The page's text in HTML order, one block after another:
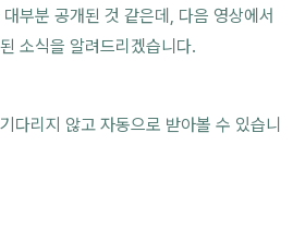
부분 공개된 것 같은데, 다음 영상에서
소식을 알려드리겠습니다.
다리지 않고 자동으로 받아볼 수 있습니